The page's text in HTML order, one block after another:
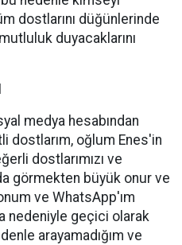
dostlarını düğünlerinde
duyacaklarını
medya hesabından
dostlarım, oğlum Enes'in
dostlarımızı ve
görmekten büyük onur ve
ve WhatsApp'ım
nedeniyle geçici olarak
arayamadığım ve